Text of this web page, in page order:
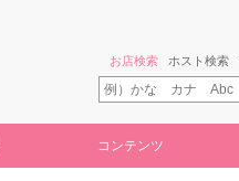
お店検索 ホスト検索
コンテンツ